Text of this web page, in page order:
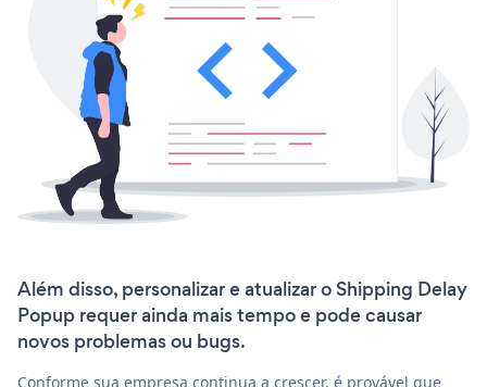
Além disso, personalizar e atualizar o Shipping Delay
Popup requer ainda mais tempo e pode causar
novos problemas ou bugs.
Conforme sua empresa continua a crescer, é provável que